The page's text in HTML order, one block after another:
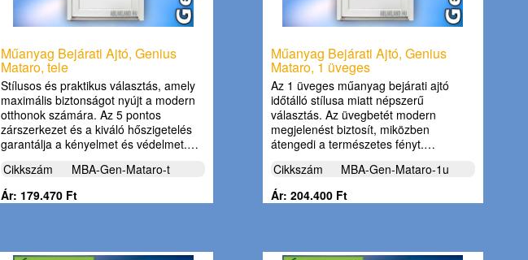
Műanyag Bejárati Ajtó, Genius
Mataro, tele
Stílusos és praktikus választás, amely
maximális biztonságot nyújt a modern
otthonok számára. Az 5 pontos
zárszerkezet és a kiváló hőszigetelés
garantálja a kényelmet és védelmet.…
Cikkszám
MBA-Gen-Mataro-t
Ár: 179.470 Ft
Műanyag Bejárati Ajtó, Genius
Mataro, 1 üveges
Az 1 üveges műanyag bejárati ajtó
időtálló stílusa miatt népszerű
választás. Az üvegbetét modern
megjelenést biztosít, miközben
átengedi a természetes fényt.…
Cikkszám
MBA-Gen-Mataro-1u
Ár: 204.400 Ft